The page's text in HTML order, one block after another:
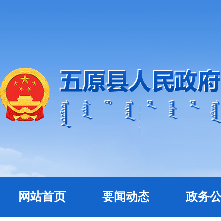
网站首页 要闻动态 政务